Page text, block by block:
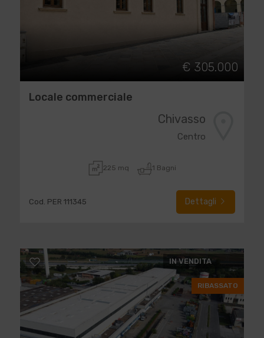
€ 305.000
Locale commerciale
Chivasso
Centro
225 mq 1 Bagni
Cod. PER 111345 Dettagli
IN VENDITA
RIBASSATO